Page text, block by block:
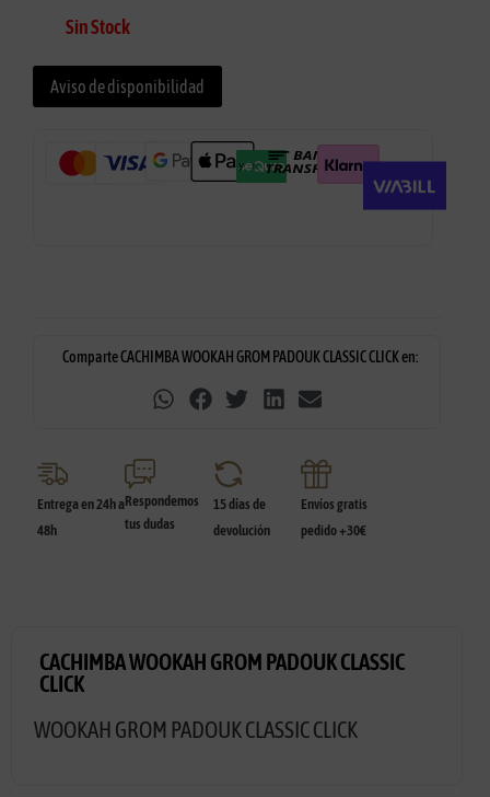
Sin Stock
Aviso de disponibilidad
Entrega en 24h a
48h
Respondemos
tus dudas
15 días de
devolución
Envíos gratis
pedido +30€
Comparte CACHIMBA WOOKAH GROM PADOUK CLASSIC CLICK en:
CACHIMBA WOOKAH GROM PADOUK CLASSIC
CLICK
WOOKAH GROM PADOUK CLASSIC CLICK